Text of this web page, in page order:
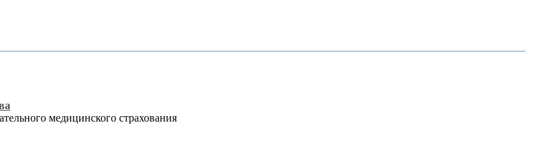
медицинского страхования